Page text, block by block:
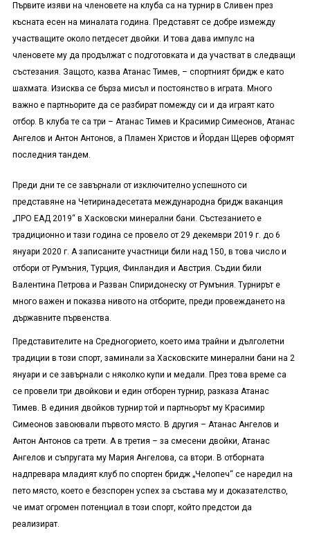
Първите изяви на членовете на клуба са на турнир в Сливен през
късната есен на миналата година. Представят се добре измежду
участващите около петдесет двойки. И това дава импулс на
членовете му да продължат с подготовката и да участват в следващи
състезания. Защото, казва Атанас Тимев, – спортният бридж е като
шахмата. Изисква се бърза мисъл и постоянство в играта. Много
важно е партньорите да се разбират помежду си и да играят като
отбор. В клуба те са три – Атанас Тимев и Красимир Симеонов, Атанас
Ангелов и Антон Антонов, а Пламен Христов и Йордан Щерев оформят
последния тандем.
Преди дни те се завърнали от изключително успешното си
представяне на Четиринадесетата международна бридж ваканция
„ПРО ЕАД 2019“ в Хасковски минерални бани. Състезанието е
традиционно и тази година се провело от 29 декември 2019 г. до 6
януари 2020 г. А записаните участници били над 150, в това число и
отбори от Румъния, Турция, Финландия и Австрия. Съдии били
Валентина Петрова и Разван Спиридонеску от Румъния. Турнирът е
много важен и показва нивото на отборите, преди провеждането на
държавните първенства.
Представителите на Средногорието, което има трайни и дълголетни
традиции в този спорт, заминали за Хасковските минерални бани на 2
януари и се завърнали с няколко купи и медали. През това време са
се провели три двойкови и един отборен турнир, разказа Атанас
Тимев. В единия двойков турнир той и партньорът му Красимир
Симеонов завоювали първото място. В другия – Атанас Ангелов и
Антон Антонов са трети. А в третия – за смесени двойки, Атанас
Ангелов и съпругата му Мария Ангелова, са втори. В отборната
надпревара младият клуб по спортен бридж „Челопеч“ се наредил на
пето място, което е безспорен успех за състава му и доказателство,
че имат огромен потенциал в този спорт, който предстои да
реализират.